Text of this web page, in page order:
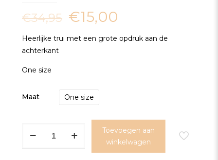
€34,95 €15,00
Heerlijke trui met een grote opdruk aan de
achterkant
One size
Maat One size
Toevoegen aan
winkelwagen